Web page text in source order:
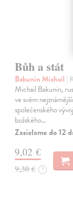
Bůh a stát
Bakunin Michail |
Michail Bakunin,
ve svém
společenského
božského…
Zasielame do 12
9,02 €
9,30 € ?